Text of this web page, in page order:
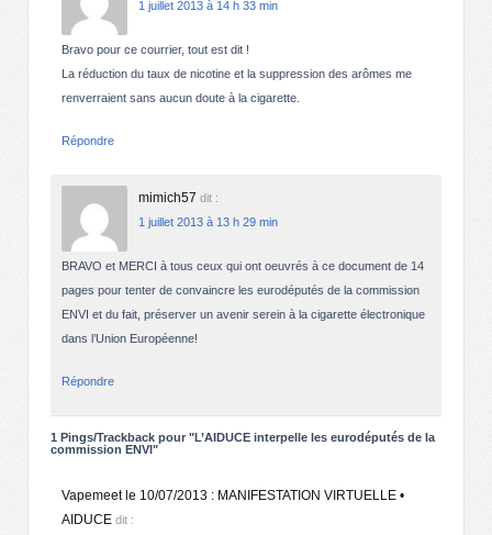
1 juillet 2013 à 14 h 33 min
Bravo pour ce courrier, tout est dit !
La réduction du taux de nicotine et la suppression des arômes me
renverraient sans aucun doute à la cigarette.
Répondre
mimich57 dit :
1 juillet 2013 à 13 h 29 min
BRAVO et MERCI à tous ceux qui ont oeuvrés à ce document de 14
pages pour tenter de convaincre les eurodéputés de la commission
ENVI et du fait, préserver un avenir serein à la cigarette électronique
dans l’Union Européenne!
Répondre
1 Pings/Trackback pour "L’AIDUCE interpelle les eurodéputés de la
commission ENVI"
Vapemeet le 10/07/2013 : MANIFESTATION VIRTUELLE •
AIDUCE dit :